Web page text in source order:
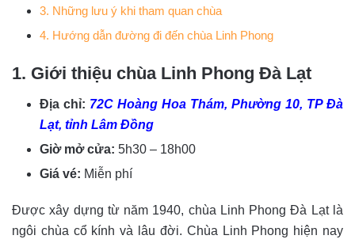
3. Những lưu ý khi tham quan chùa
4. Hướng dẫn đường đi đến chùa Linh Phong
1. Giới thiệu chùa Linh Phong Đà Lạt
Địa chỉ: 72C Hoàng Hoa Thám, Phường 10, TP Đà
Lạt, tỉnh Lâm Đồng
Giờ mở cửa: 5h30 – 18h00
Giá vé: Miễn phí
Được xây dựng từ năm 1940, chùa Linh Phong Đà Lạt là
ngôi chùa cổ kính và lâu đời. Chùa Linh Phong hiện nay